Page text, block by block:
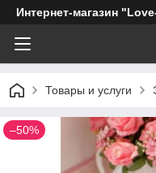
Интернет-магазин
Товары и услуги
–50%